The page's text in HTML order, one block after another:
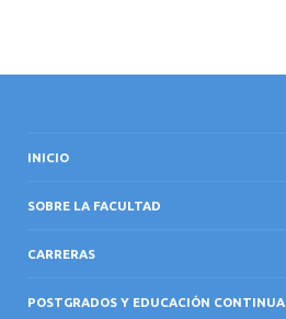
INICIO
SOBRE LA FACULTAD
CARRERAS
POSTGRADOS Y EDUCACIÓN CONTINUA